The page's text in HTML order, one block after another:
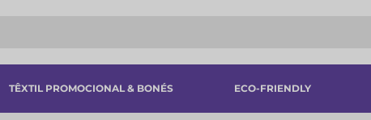
TÊXTIL PROMOCIONAL & BONÉS ECO-FRIENDLY